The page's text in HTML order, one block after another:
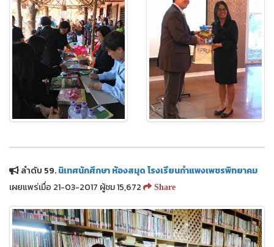
ลำดับ 59.นิเทศนักศึกษา ห้องสมุด โรงเรียนกำแพงเพชรพิทยาคม
เผยแพร่เมื่อ 21-03-2017 ผู้ชม 15,672
Share